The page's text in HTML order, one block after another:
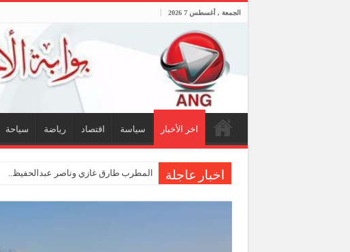
الجمعة , أغسطس 7 2026
اخر الأخبار سياسة اقتصاد رياضة سياحة
اخبار عاجلة المطرب طارق غازي وناصر عبدالحفيظ..